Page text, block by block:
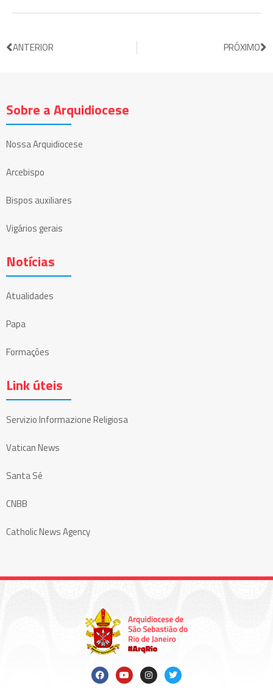
ANTERIOR PRÓXIMO
Sobre a Arquidiocese
Nossa Arquidiocese
Arcebispo
Bispos auxiliares
Vigários gerais
Notícias
Atualidades
Papa
Formações
Link úteis
Servizio Informazione Religiosa
Vatican News
Santa Sé
CNBB
Catholic News Agency